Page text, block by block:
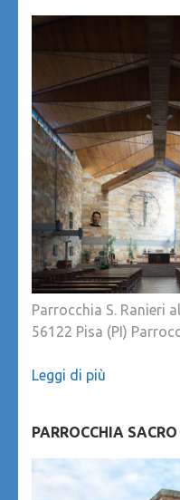
Parrocchia S. Ranieri
56122 Pisa (PI)
Leggi di più
PARROCCHIA